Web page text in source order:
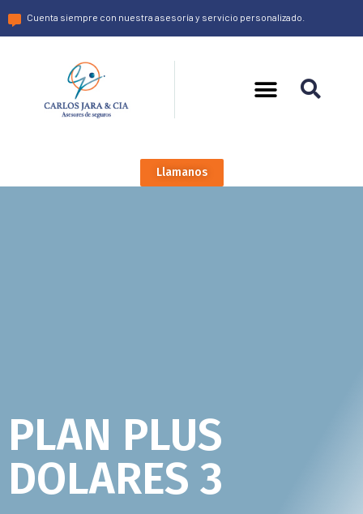
Cuenta siempre con nuestra asesoría y servicio personalizado.
Llamanos
PLAN PLUS
DOLARES 3